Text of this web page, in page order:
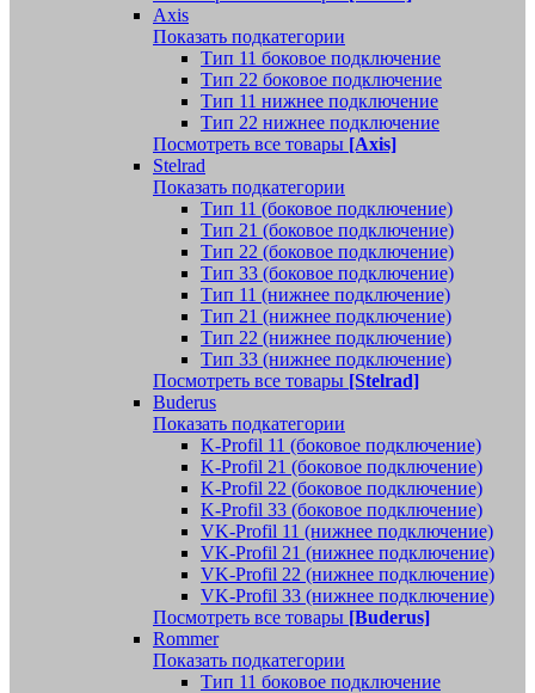
Axis
Показать подкатегории
Тип 11 боковое подключение
Тип 22 боковое подключение
Тип 11 нижнее подключение
Тип 22 нижнее подключение
Посмотреть все товары [Axis]
Stelrad
Показать подкатегории
Tип 11 (боковое подключение)
Тип 21 (боковое подключение)
Тип 22 (боковое подключение)
Тип 33 (боковое подключение)
Тип 11 (нижнее подключение)
Тип 21 (нижнее подключение)
Тип 22 (нижнее подключение)
Тип 33 (нижнее подключение)
Посмотреть все товары [Stelrad]
Buderus
Показать подкатегории
K-Profil 11 (боковое подключение)
K-Profil 21 (боковое подключение)
K-Profil 22 (боковое подключение)
K-Profil 33 (боковое подключение)
VK-Profil 11 (нижнее подключение)
VK-Profil 21 (нижнее подключение)
VK-Profil 22 (нижнее подключение)
VK-Profil 33 (нижнее подключение)
Посмотреть все товары [Buderus]
Rommer
Показать подкатегории
Тип 11 боковое подключение